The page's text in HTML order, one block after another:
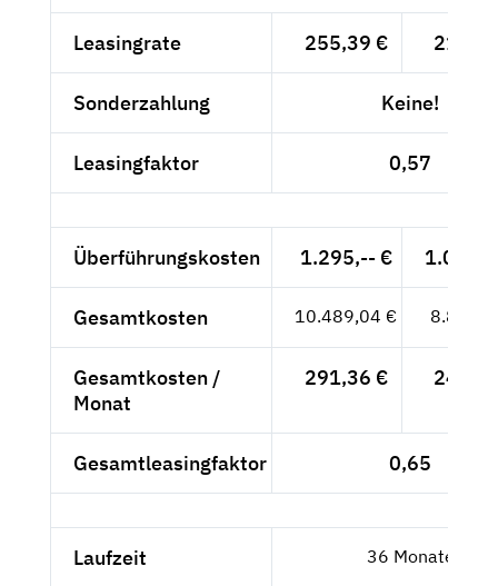
Leasingrate 255,39 €
Sonderzahlung Keine!
Leasingfaktor 0,57
Überführungskosten 1.295,-- €
Gesamtkosten 10.489,04 €
Gesamtkosten /
Monat
291,36 €
Gesamtleasingfaktor 0,65
Laufzeit 36 Monate